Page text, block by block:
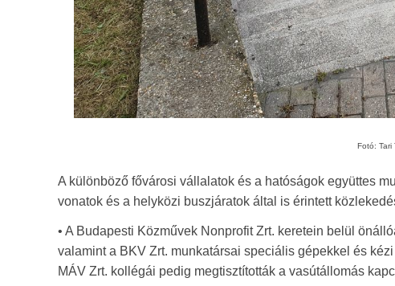
Fotó: Tari
A különböző fővárosi vállalatok és a hatóságok együttes
vonatok és a helyközi buszjáratok által is érintett
• A Budapesti Közművek Nonprofit Zrt. keretein belül
valamint a BKV Zrt. munkatársai speciális gépekkel és
MÁV Zrt. kollégái pedig megtisztították a vasútállomás